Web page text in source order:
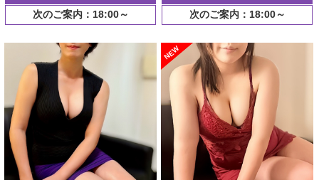
次のご案内：18:00～ 次のご案内：18:00～
NEW